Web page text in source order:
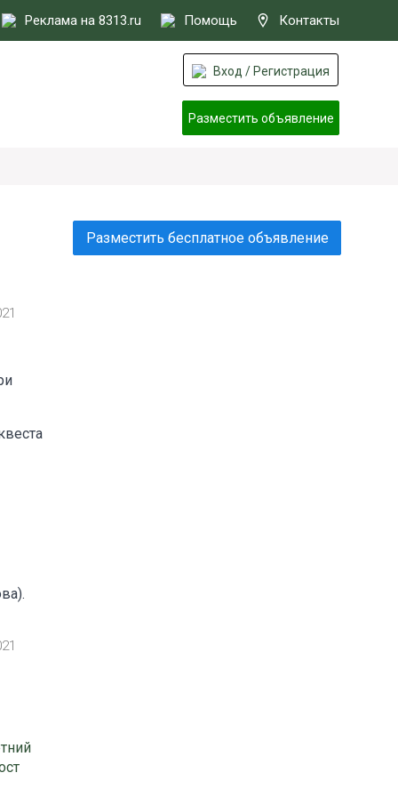
Реклама на 8313.ru Помощь Контакты
Вход / Регистрация
Разместить объявление
Разместить бесплатное объявление